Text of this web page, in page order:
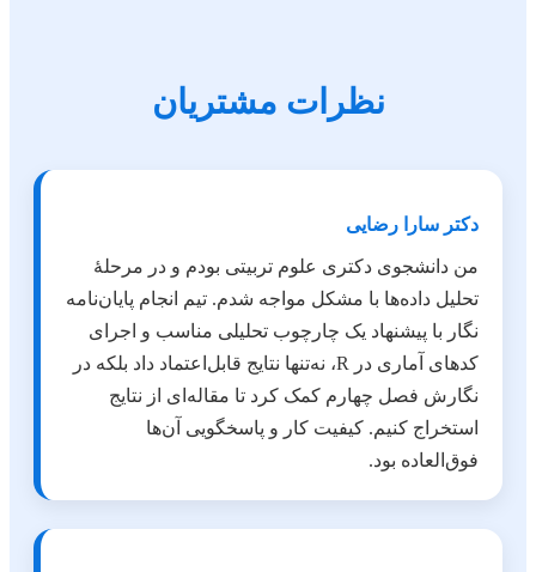
نظرات مشتریان
دکتر سارا رضایی
من دانشجوی دکتری علوم تربیتی بودم و در مرحلهٔ
تحلیل داده‌ها با مشکل مواجه شدم. تیم انجام پایان‌نامه
نگار با پیشنهاد یک چارچوب تحلیلی مناسب و اجرای
کدهای آماری در R، نه‌تنها نتایج قابل‌اعتماد داد بلکه در
نگارش فصل چهارم کمک کرد تا مقاله‌ای از نتایج
استخراج کنیم. کیفیت کار و پاسخگویی آن‌ها
فوق‌العاده بود.